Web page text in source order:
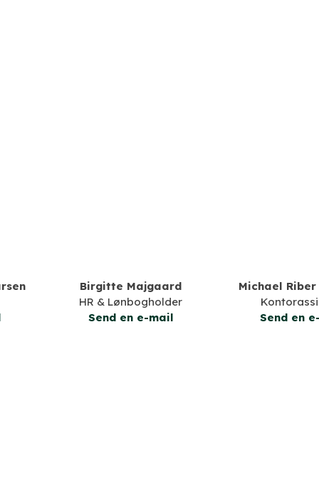
Birgitte Majgaard
HR & Lønbogholder
​Send en e-mail
Michael
​Send en